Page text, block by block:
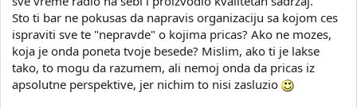
Sto ti bar ne pokusas da napravis organizaciju sa kojom ces
ispraviti sve te "nepravde" o kojima pricas? Ako ne mozes,
koja je onda poneta tvoje besede? Mislim, ako ti je lakse
tako, to mogu da razumem, ali nemoj onda da pricas iz
apsolutne perspektive, jer nichim to nisi zasluzio